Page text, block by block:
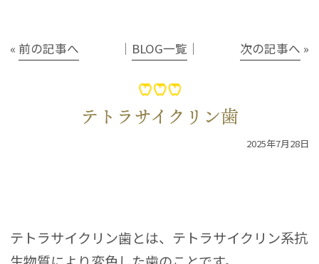
« 前の記事へ │ BLOG一覧 │ 次の記事へ »
テトラサイクリン歯
2025年7月28日
テトラサイクリン歯とは、テトラサイクリン系抗